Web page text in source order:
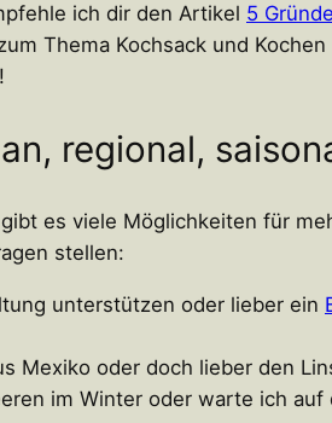
ich dir den Artikel 5
Thema Kochsack und
regional,
es viele Möglichkeiten für
stellen:
unterstützen oder lieber ein
Mexiko oder doch lieber den
im Winter oder warte ich